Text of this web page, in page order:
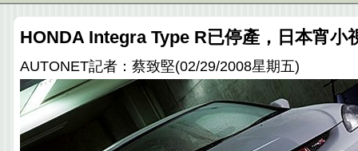
HONDA Integra Type R已停產，日本宵小
AUTONET記者：蔡致堅(02/29/2008星期五)